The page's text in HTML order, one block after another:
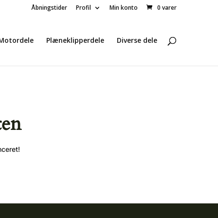
Åbningstider Profil Min konto 0 varer
Plæneklipperdele Diverse dele